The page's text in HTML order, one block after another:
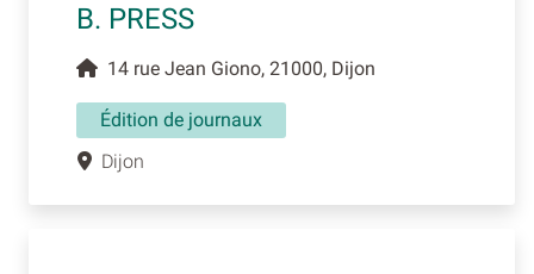
B. PRESS
14 rue Jean Giono, 21000, Dijon
Édition de journaux
Dijon